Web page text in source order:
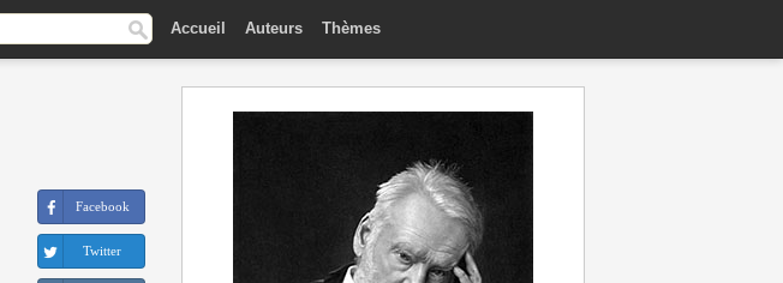
Accueil Auteurs Thèmes
Facebook
Twitter